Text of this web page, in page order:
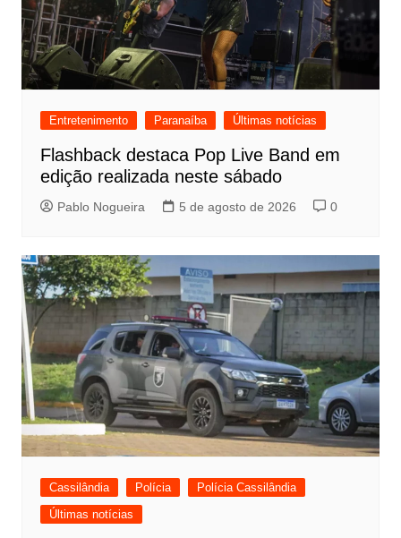
Entretenimento Paranaíba Últimas notícias
Flashback destaca Pop Live Band em
edição realizada neste sábado
Pablo Nogueira 5 de agosto de 2026 0
Cassilândia Polícia
Polícia Cassilândia
Últimas notícias